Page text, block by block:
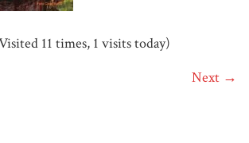
11 times, 1 visits today)
Next →